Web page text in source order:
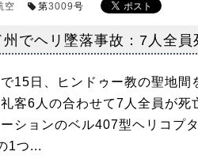
空 第3009号
でヘリ墜落事故：7人全員
15日、ヒンドゥー教の聖地間
客6人の合わせて7人全員が
ションのベル407型ヘリコプ
1つ...